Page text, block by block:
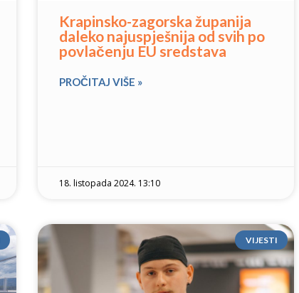
Krapinsko-zagorska županija
daleko najuspješnija od svih po
povlačenju EU sredstava
PROČITAJ VIŠE »
18. listopada 2024. 13:10
VIJESTI